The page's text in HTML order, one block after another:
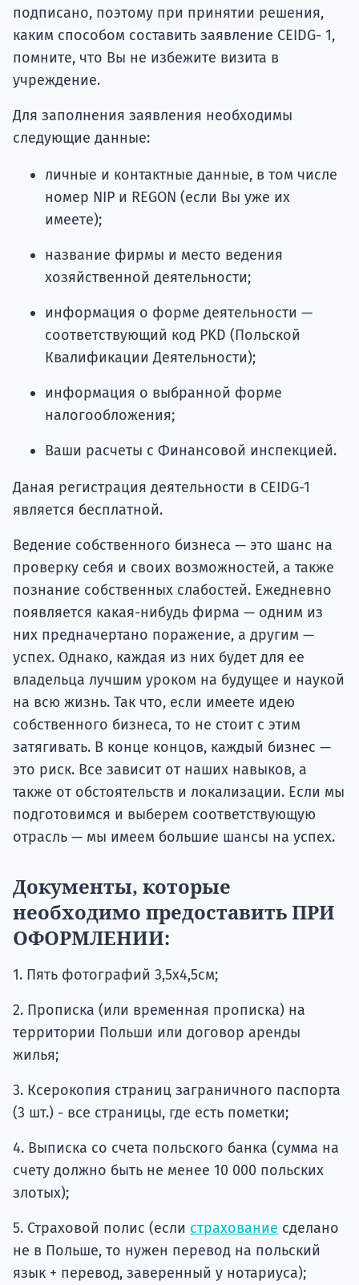
подписано, поэтому при принятии решения,
каким способом составить заявление CEIDG- 1,
помните, что Вы не избежите визита в
учреждение.
Для заполнения заявления необходимы
следующие данные:
личные и контактные данные, в том числе
номер NIP и REGON (если Вы уже их
имеете);
название фирмы и место ведения
хозяйственной деятельности;
информация о форме деятельности —
соответствующий код PKD (Польской
Квалификации Деятельности);
информация о выбранной форме
налогообложения;
Ваши расчеты с Финансовой инспекцией.
Даная регистрация деятельности в CEIDG-1
является бесплатной.
Ведение собственного бизнеса — это шанс на
проверку себя и своих возможностей, а также
познание собственных слабостей. Ежедневно
появляется какая-нибудь фирма — одним из
них предначертано поражение, а другим —
успех. Однако, каждая из них будет для ее
владельца лучшим уроком на будущее и наукой
на всю жизнь. Так что, если имеете идею
собственного бизнеса, то не стоит с этим
затягивать. В конце концов, каждый бизнес —
это риск. Все зависит от наших навыков, а
также от обстоятельств и локализации. Если мы
подготовимся и выберем соответствующую
отрасль — мы имеем большие шансы на успех.
Документы, которые
необходимо предоставить ПРИ
ОФОРМЛЕНИИ:
1. Пять фотографий 3,5х4,5см;
2. Прописка (или временная прописка) на
территории Польши или договор аренды
жилья;
3. Ксерокопия страниц заграничного паспорта
(3 шт.) - все страницы, где есть пометки;
4. Выписка со счета польского банка (сумма на
счету должно быть не менее 10 000 польских
злотых);
5. Страховой полис (если страхование сделано
не в Польше, то нужен перевод на польский
язык + перевод, заверенный у нотариуса);